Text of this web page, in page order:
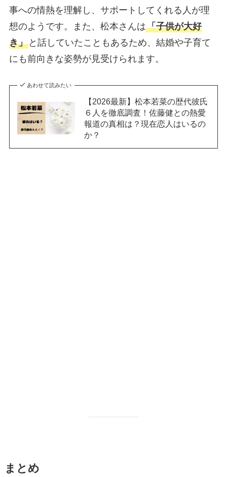
事への情熱を理解し、サポートしてくれる人が理
想のようです。また、松本さんは「子供が大好
き」と話していたこともあるため、結婚や子育て
にも前向きな姿勢が見受けられます。
あわせて読みたい
【2026最新】松本若菜の歴代彼氏
６人を徹底調査！佐藤健との熱愛
報道の真相は？現在恋人はいるの
か？
まとめ